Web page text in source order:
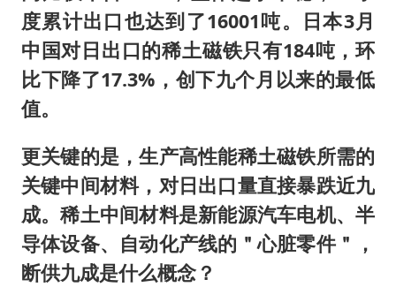
度累计出口也达到了16001吨。日本3月
中国对日出口的稀土磁铁只有184吨，环
比下降了17.3%，创下九个月以来的最低
值。
更关键的是，生产高性能稀土磁铁所需的
关键中间材料，对日出口量直接暴跌近九
成。稀土中间材料是新能源汽车电机、半
导体设备、自动化产线的＂心脏零件＂，
断供九成是什么概念？